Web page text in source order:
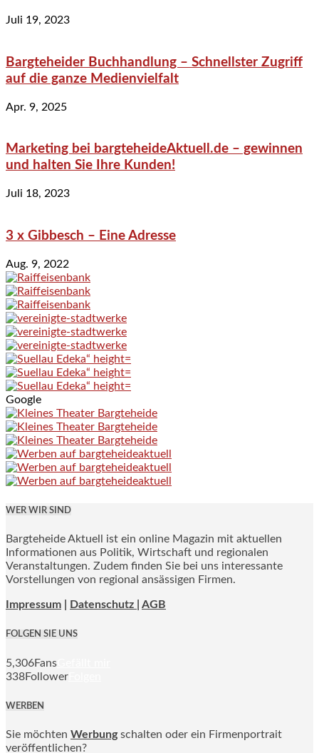
Juli 19, 2023
Bargteheider Buchhandlung – Schnellster Zugriff
auf die ganze Medienvielfalt
Apr. 9, 2025
Marketing bei bargteheideAktuell.de – gewinnen
und halten Sie Ihre Kunden!
Juli 18, 2023
3 x Gibbesch – Eine Adresse
Aug. 9, 2022
Google
WER WIR SIND
Bargteheide Aktuell ist ein online Magazin mit aktuellen
Informationen aus Politik, Wirtschaft und regionalen
Veranstaltungen. Zudem finden Sie bei uns interessante
Vorstellungen von regional ansässigen Firmen.
Impressum Datenschutz | AGB
FOLGEN SIE UNS
5,306Fans
338Follower
WERBEN
Sie möchten Werbung schalten oder ein Firmenportrait
veröffentlichen?